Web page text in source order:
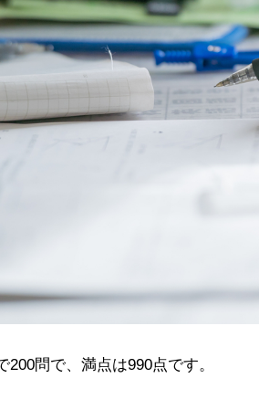
200問で、満点は990点です。